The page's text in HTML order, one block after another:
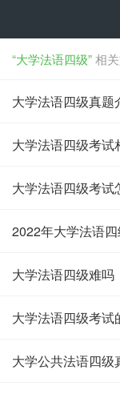
“大学法语四级”相
大学法语四级真题
大学法语四级考试
大学法语四级考试
2022年大学法语
大学法语四级难吗
大学法语四级考试
大学公共法语四级